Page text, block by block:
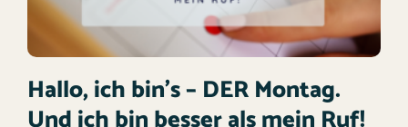
Hallo, ich bin’s – DER Montag.